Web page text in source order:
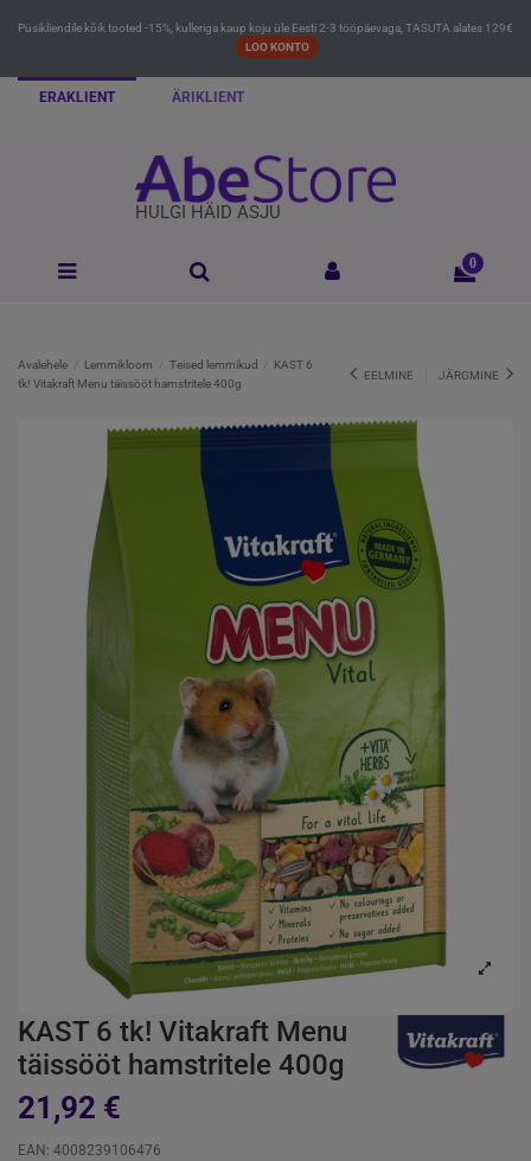
Püsikliendile kõik tooted -15%, kulleriga kaup koju üle Eesti 2-3 tööpäevaga, TASUTA alates 129€
LOO KONTO
ERAKLIENT ÄRIKLIENT
HULGI HÄID ASJU
0
Avalehele Lemmikloom Teised lemmikud
KAST 6
tk! Vitakraft Menu täissööt hamstritele 400g
EELMINE JÄRGMINE
KAST 6 tk! Vitakraft Menu
täissööt hamstritele 400g
21,92 €
EAN: 4008239106476